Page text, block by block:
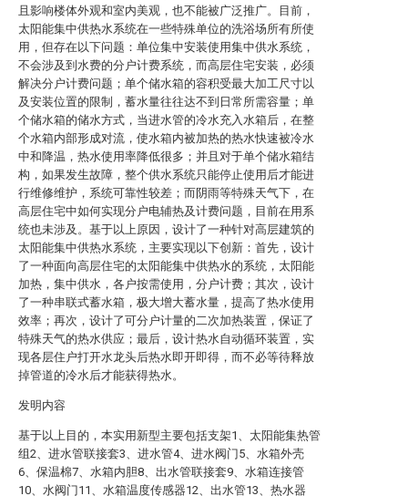
且影响楼体外观和室内美观，也不能被广泛推广。目前，
太阳能集中供热水系统在一些特殊单位的洗浴场所有所使
用，但存在以下问题：单位集中安装使用集中供水系统，
不会涉及到水费的分户计费系统，而高层住宅安装，必须
解决分户计费问题；单个储水箱的容积受最大加工尺寸以
及安装位置的限制，蓄水量往往达不到日常所需容量；单
个储水箱的储水方式，当进水管的冷水充入水箱后，在整
个水箱内部形成对流，使水箱内被加热的热水快速被冷水
中和降温，热水使用率降低很多；并且对于单个储水箱结
构，如果发生故障，整个供水系统只能停止使用后才能进
行维修维护，系统可靠性较差；而阴雨等特殊天气下，在
高层住宅中如何实现分户电辅热及计费问题，目前在用系
统也未涉及。基于以上原因，设计了一种针对高层建筑的
太阳能集中供热水系统，主要实现以下创新：首先，设计
了一种面向高层住宅的太阳能集中供热水的系统，太阳能
加热，集中供水，各户按需使用，分户计费；其次，设计
了一种串联式蓄水箱，极大增大蓄水量，提高了热水使用
效率；再次，设计了可分户计量的二次加热装置，保证了
特殊天气的热水供应；最后，设计热水自动循环装置，实
现各层住户打开水龙头后热水即开即得，而不必等待释放
掉管道的冷水后才能获得热水。
发明内容
基于以上目的，本实用新型主要包括支架1、太阳能集热管
组2、进水管联接套3、进水管4、进水阀门5、水箱外壳
6、保温棉7、水箱内胆8、出水管联接套9、水箱连接管
10、水阀门11、水箱温度传感器12、出水管13、热水器